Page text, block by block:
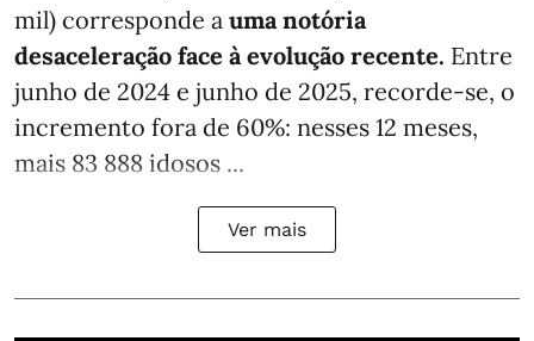
mil) corresponde a uma notória
desaceleração face à evolução recente. Entre
junho de 2024 e junho de 2025, recorde-se, o
incremento fora de 60%: nesses 12 meses,
mais 83 888 idosos ...
Ver mais